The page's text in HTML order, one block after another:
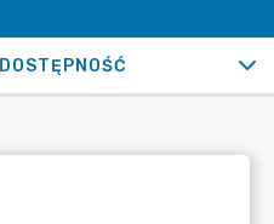
DOSTĘPNOŚĆ